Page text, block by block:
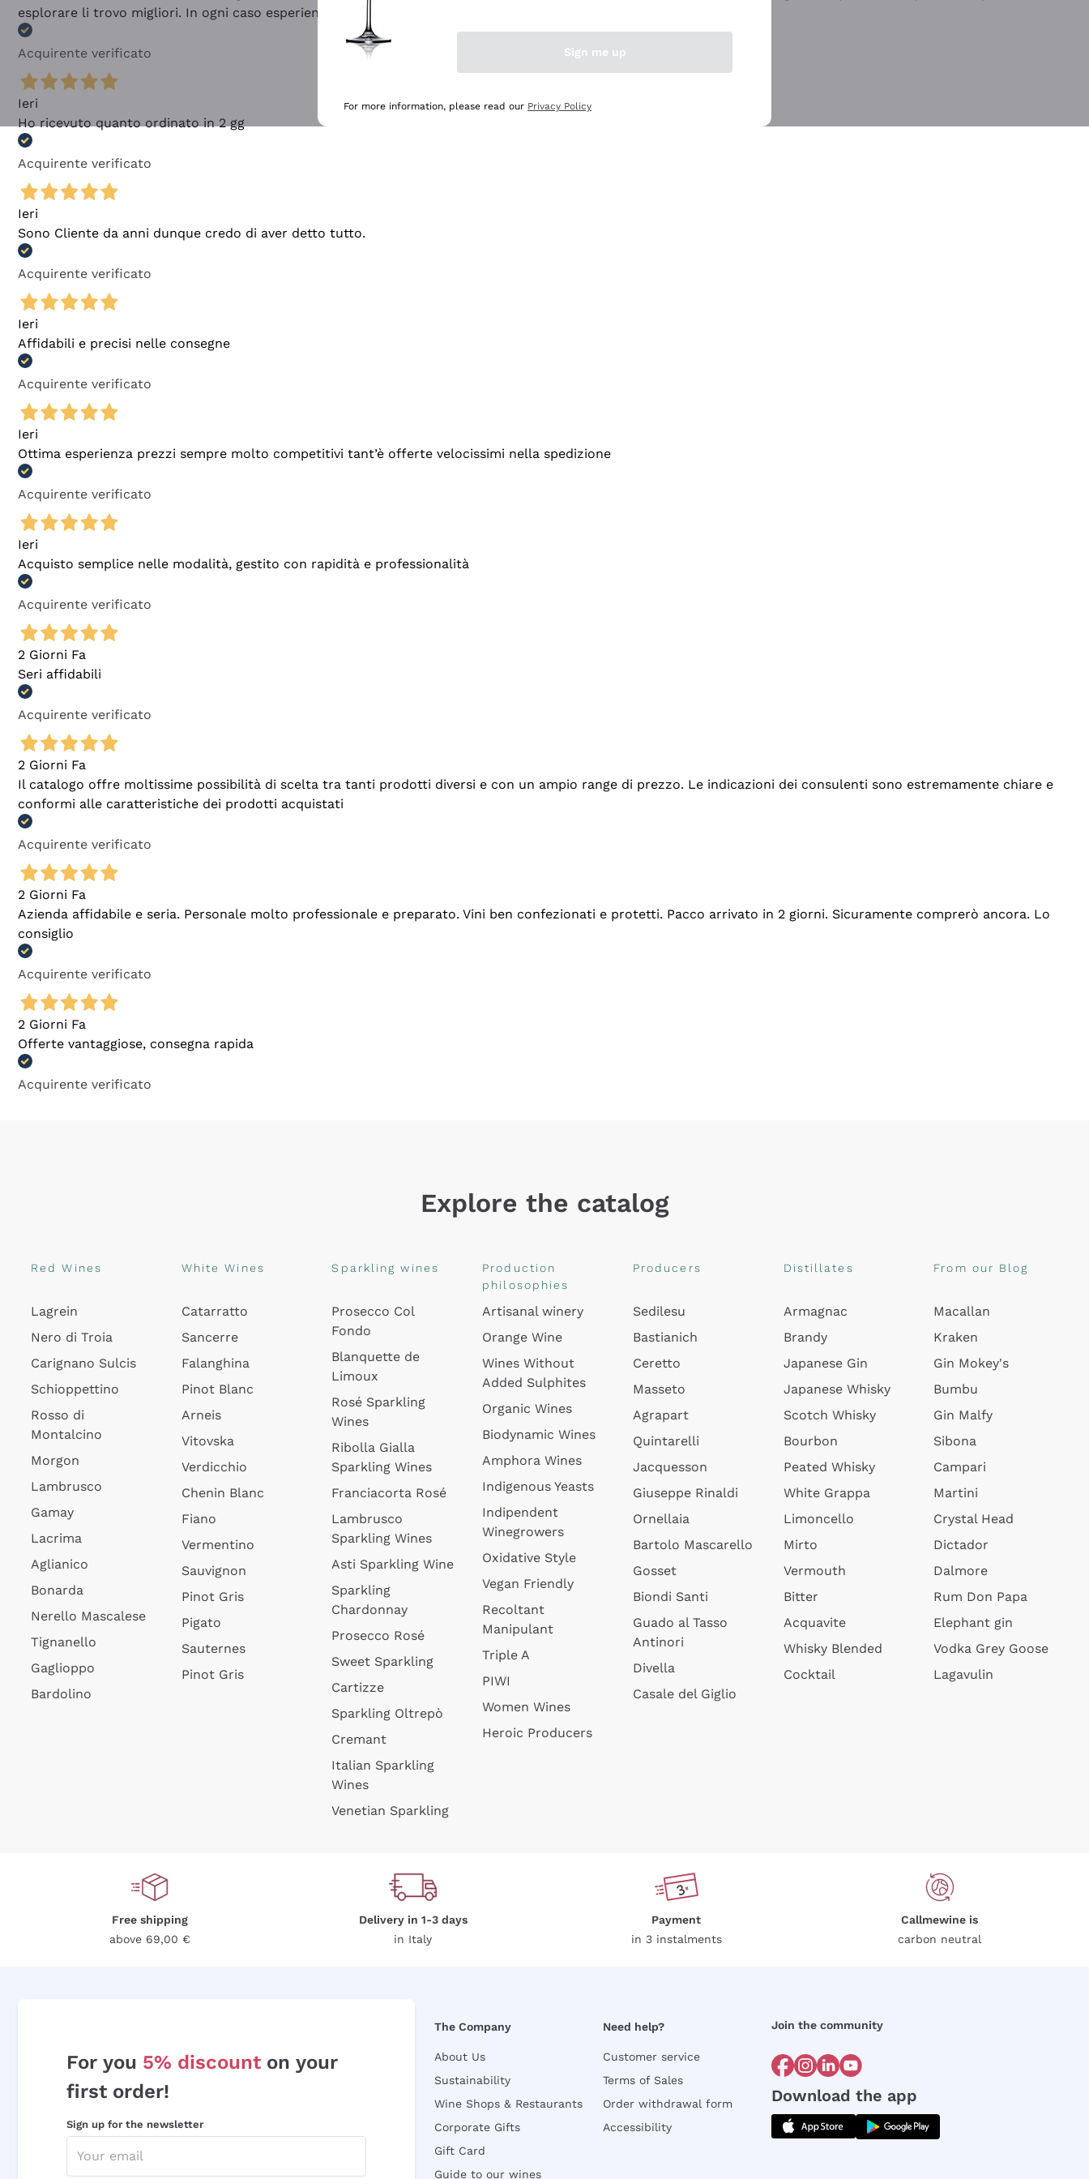
esplorare li trovo migliori. In ogni caso esperienza buona e lo consiglio! 👍
Acquirente verificato
Ieri
Ho ricevuto quanto ordinato in 2 gg
Acquirente verificato
Ieri
Sono Cliente da anni dunque credo di aver detto tutto.
Acquirente verificato
Ieri
Affidabili e precisi nelle consegne
Acquirente verificato
Ieri
Ottima esperienza prezzi sempre molto competitivi tant’è offerte velocissimi nella spedizione
Acquirente verificato
Ieri
Acquisto semplice nelle modalità, gestito con rapidità e professionalità
Acquirente verificato
2 Giorni Fa
Seri affidabili
Acquirente verificato
2 Giorni Fa
Il catalogo offre moltissime possibilità di scelta tra tanti prodotti diversi e con un ampio range di prezzo. Le indicazioni dei consulenti sono estremamente chiare e
conformi alle caratteristiche dei prodotti acquistati
Acquirente verificato
2 Giorni Fa
Azienda affidabile e seria. Personale molto professionale e preparato. Vini ben confezionati e protetti. Pacco arrivato in 2 giorni. Sicuramente comprerò ancora. Lo
consiglio
Acquirente verificato
2 Giorni Fa
Offerte vantaggiose, consegna rapida
Acquirente verificato
Explore the catalog
Red Wines
Lagrein
Nero di Troia
Carignano Sulcis
Schioppettino
Rosso di
Montalcino
Morgon
Lambrusco
Gamay
Lacrima
Aglianico
Bonarda
Nerello Mascalese
Tignanello
Gaglioppo
Bardolino
White Wines
Catarratto
Sancerre
Falanghina
Pinot Blanc
Arneis
Vitovska
Verdicchio
Chenin Blanc
Fiano
Vermentino
Sauvignon
Pinot Gris
Pigato
Sauternes
Pinot Gris
Sparkling wines
Prosecco Col
Fondo
Blanquette de
Limoux
Rosé Sparkling
Wines
Ribolla Gialla
Sparkling Wines
Franciacorta Rosé
Lambrusco
Sparkling Wines
Asti Sparkling Wine
Sparkling
Chardonnay
Prosecco Rosé
Sweet Sparkling
Cartizze
Sparkling Oltrepò
Cremant
Italian Sparkling
Wines
Venetian Sparkling
Production
philosophies
Artisanal winery
Orange Wine
Wines Without
Added Sulphites
Organic Wines
Biodynamic Wines
Amphora Wines
Indigenous Yeasts
Indipendent
Winegrowers
Oxidative Style
Vegan Friendly
Recoltant
Manipulant
Triple A
PIWI
Women Wines
Heroic Producers
Producers
Sedilesu
Bastianich
Ceretto
Masseto
Agrapart
Quintarelli
Jacquesson
Giuseppe Rinaldi
Ornellaia
Bartolo Mascarello
Gosset
Biondi Santi
Guado al Tasso
Antinori
Divella
Casale del Giglio
Distillates
Armagnac
Brandy
Japanese Gin
Japanese Whisky
Scotch Whisky
Bourbon
Peated Whisky
White Grappa
Limoncello
Mirto
Vermouth
Bitter
Acquavite
Whisky Blended
Cocktail
From our Blog
Macallan
Kraken
Gin Mokey's
Bumbu
Gin Malfy
Sibona
Campari
Martini
Crystal Head
Dictador
Dalmore
Rum Don Papa
Elephant gin
Vodka Grey Goose
Lagavulin
Free shipping
above 69,00 €
Delivery in 1-3 days
in Italy
Payment
in 3 instalments
Callmewine is
carbon neutral
For you 5% discount on your
first order!
Sign up for the newsletter
The Company
About Us
Sustainability
Wine Shops & Restaurants
Corporate Gifts
Gift Card
Guide to our wines
Need help?
Customer service
Terms of Sales
Order withdrawal form
Accessibility
Join the community
Download the app
Sign me up
For more information, please read our Privacy Policy